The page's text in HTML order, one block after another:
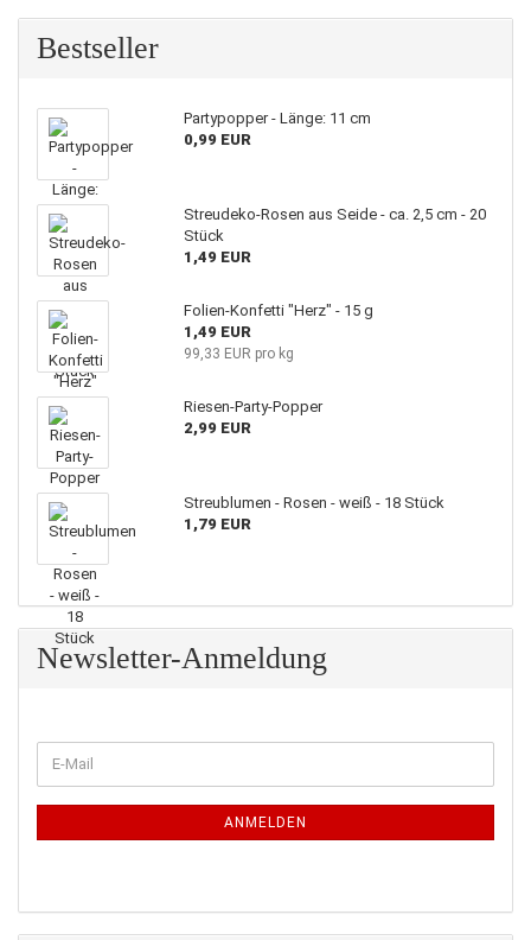
Bestseller
Partypopper - Länge: 11 cm
0,99 EUR
Streudeko-Rosen aus Seide - ca. 2,5 cm - 20
Stück
1,49 EUR
Folien-Konfetti "Herz" - 15 g
1,49 EUR
99,33 EUR pro kg
Riesen-Party-Popper
2,99 EUR
Streublumen - Rosen - weiß - 18 Stück
1,79 EUR
Newsletter-Anmeldung
ZUR
NEWSLETTER-
E-
Mail
ANMELDEN